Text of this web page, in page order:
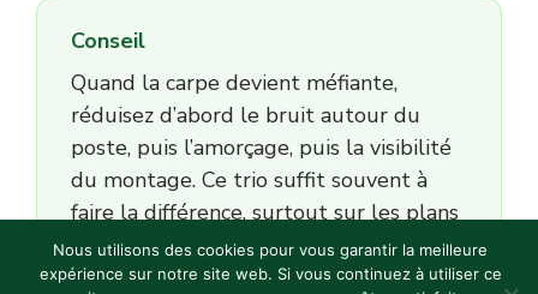
Conseil
Quand la carpe devient méfiante,
réduisez d’abord le bruit autour du
poste, puis l’amorçage, puis la visibilité
du montage. Ce trio suffit souvent à
faire la différence, surtout sur les plans
d’eau très pêchés.
Nous utilisons des cookies pour vous garantir la meilleure
expérience sur notre site web. Si vous continuez à utiliser ce